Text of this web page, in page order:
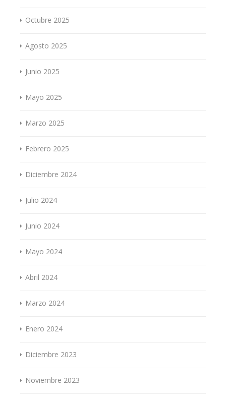
Octubre 2025
Agosto 2025
Junio 2025
Mayo 2025
Marzo 2025
Febrero 2025
Diciembre 2024
Julio 2024
Junio 2024
Mayo 2024
Abril 2024
Marzo 2024
Enero 2024
Diciembre 2023
Noviembre 2023